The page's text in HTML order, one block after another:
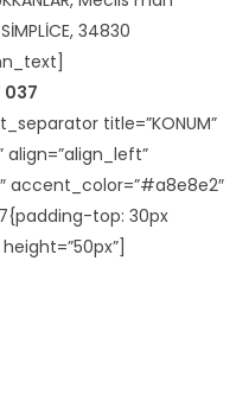
34830
037
title=”KONUM”
accent_color=”#a8e8e2″
top: 30px